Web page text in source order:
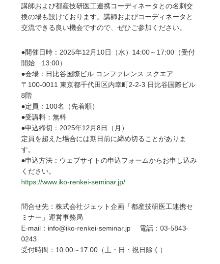
講師および都産技研医工連携コーディネータとの名刺交
換の場も設けております。講師およびコーディネータと
交流できる良い機会ですので、ぜひご参加ください。
●開催日時：2025年12月10日（水）14:00～17:00（受付
開始 13:00）
●会場：日比谷国際ビル コンファレンス スクエア
〒100-0011 東京都千代田区内幸町2-2-3 日比谷国際ビル
8階
●定員：100名（先着順）
●受講料：無料
●申込締切：2025年12月8日（月）
定員を超えた場合には期日前に締め切ることがありま
す。
●申込方法：ウェブサイトの申込フォームからお申し込み
ください。
https://www.iko-renkei-seminar.jp/
問合せ先：株式会社ジェット企画「都産技研医工連携セ
ミナー」運営事務局
E-mail：info@iko-renkei-seminar.jp 電話：03-5843-
0243
受付時間：10:00～17:00（土・日・祝日除く）